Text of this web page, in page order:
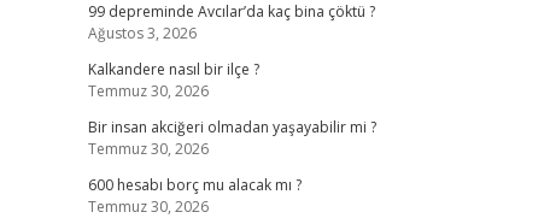
99 depreminde Avcılar’da kaç bina çöktü ?
Ağustos 3, 2026
Kalkandere nasıl bir ilçe ?
Temmuz 30, 2026
Bir insan akciğeri olmadan yaşayabilir mi ?
Temmuz 30, 2026
600 hesabı borç mu alacak mı ?
Temmuz 30, 2026